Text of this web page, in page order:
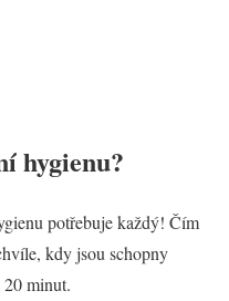
hygienu?
potřebuje každý! Čím
kdy jsou schopny
20 minut.